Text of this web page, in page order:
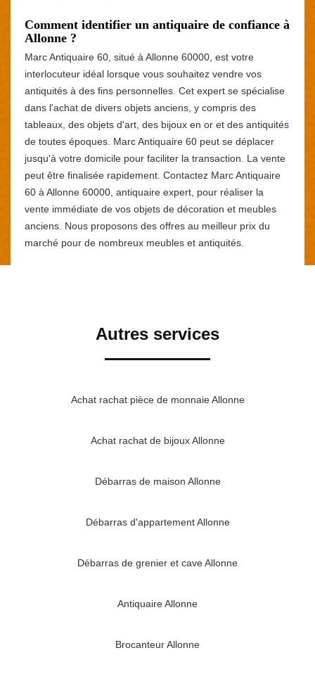
Comment identifier un antiquaire de confiance à
Allonne ?
Marc Antiquaire 60, situé à Allonne 60000, est votre
interlocuteur idéal lorsque vous souhaitez vendre vos
antiquités à des fins personnelles. Cet expert se spécialise
dans l'achat de divers objets anciens, y compris des
tableaux, des objets d'art, des bijoux en or et des antiquités
de toutes époques. Marc Antiquaire 60 peut se déplacer
jusqu'à votre domicile pour faciliter la transaction. La vente
peut être finalisée rapidement. Contactez Marc Antiquaire
60 à Allonne 60000, antiquaire expert, pour réaliser la
vente immédiate de vos objets de décoration et meubles
anciens. Nous proposons des offres au meilleur prix du
marché pour de nombreux meubles et antiquités.
Autres services
Achat rachat pièce de monnaie Allonne
Achat rachat de bijoux Allonne
Débarras de maison Allonne
Débarras d'appartement Allonne
Débarras de grenier et cave Allonne
Antiquaire Allonne
Brocanteur Allonne